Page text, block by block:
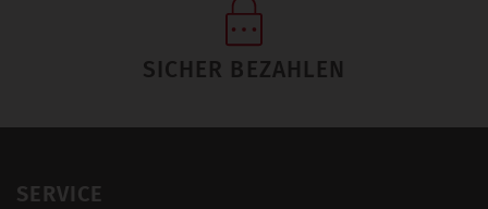
SICHER BEZAHLEN
SERVICE